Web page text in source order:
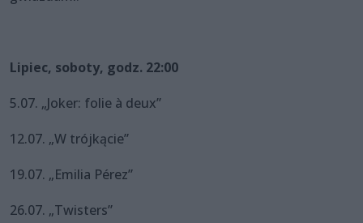
Lipiec, soboty, godz. 22:00
5.07. „Joker: folie à deux”
12.07. „W trójkącie”
19.07. „Emilia Pérez”
26.07. „Twisters”